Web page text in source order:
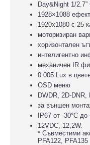
Day&Night 1/
1928×1088
1920x1080 с 25
моторизиран
хоризонтален
интелигентно
механичен IR
0.005 Lux в
OSD меню
DWDR, 2D-
за външен
IP67 oт -30°С до
12VDC, 12,2W.
* Съвместими
PFA122, PFA135